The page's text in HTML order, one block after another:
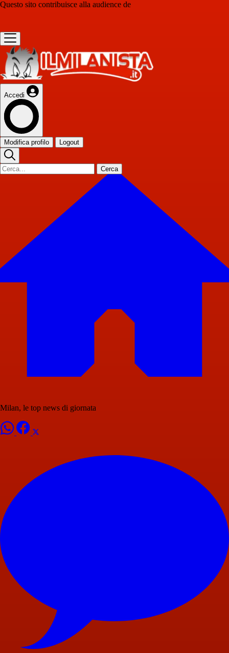
Questo sito contribuisce alla audience de
Accedi
Modifica profilo Logout
Cerca
Milan, le top news di giornata